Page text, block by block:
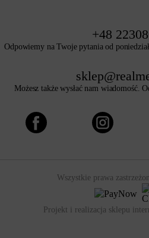
+48
Odpowiemy na Twoje pytania od
Możesz także wysłać nam wiadomość.
Wszystkie prawa
Projekt i realizacja sklepu